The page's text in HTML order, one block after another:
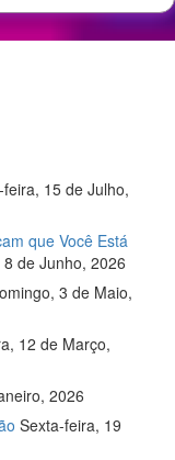
15 de Julho,
que Você Está
de Junho, 2026
3 de Maio,
12 de Março,
2026
Sexta-feira, 19